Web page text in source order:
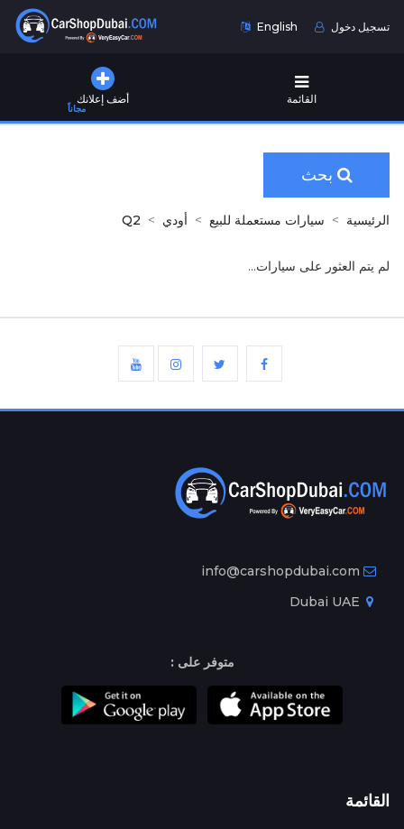
English تسجيل دخول
أضف إعلانك
مجاناً
القائمة
بحث
الرئيسية سيارات مستعملة للبيع أودي Q2
لم يتم العثور على سيارات...
info@carshopdubai.com
متوفر على :
القائمة